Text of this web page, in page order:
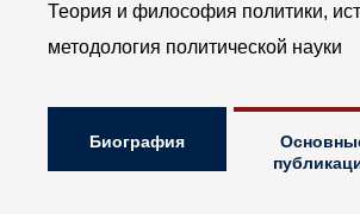
Теория и философия политики,
методология политической науки
Биография